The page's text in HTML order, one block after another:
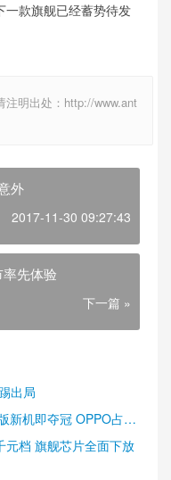
一款旗舰已经蓄势待发
注明出处：http://www.ant
外
2017-11-30 09:27:43
先体验
下一篇 »
出局
新机即夺冠 OPPO占据
元档 旗舰芯片全面下放